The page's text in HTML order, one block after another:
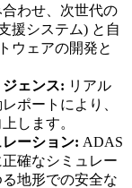
わせ、次世代の
援システム) と自
ウェアの開発と
ェンス: リアル
ポートにより、
します。
ーション: ADAS
確なシミュレー
地形での安全な